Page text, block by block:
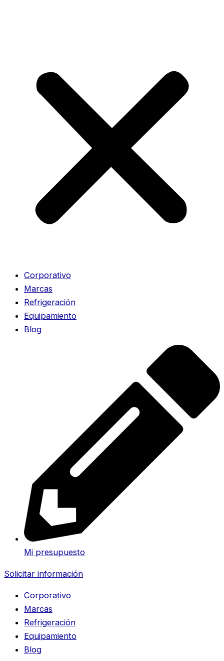
Corporativo
Marcas
Refrigeración
Equipamiento
Blog
Mi presupuesto
Solicitar información
Corporativo
Marcas
Refrigeración
Equipamiento
Blog